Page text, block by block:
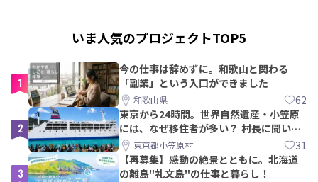
いま人気のプロジェクトTOP5
1
今の仕事は辞めずに。和歌山と関わる
「副業」という入口ができました
和歌山県 62
2
東京から24時間。世界自然遺産・小笠原
には、なぜ移住者が多い？ 村長に聞いて
みた東京都小笠原村 31
3
【再募集】感動の絶景とともに。北海道
の離島"礼文島"の仕事と暮らし！